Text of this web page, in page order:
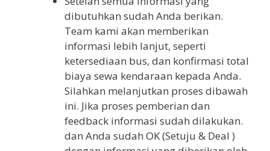
dibutuhkan sudah Anda berikan.
Team kami akan memberikan
informasi lebih lanjut, seperti
ketersediaan bus, dan konfirmasi total
biaya sewa kendaraan kepada Anda.
Silahkan melanjutkan proses dibawah
ini. Jika proses pemberian dan
feedback informasi sudah dilakukan.
dan Anda sudah OK (Setuju & Deal )